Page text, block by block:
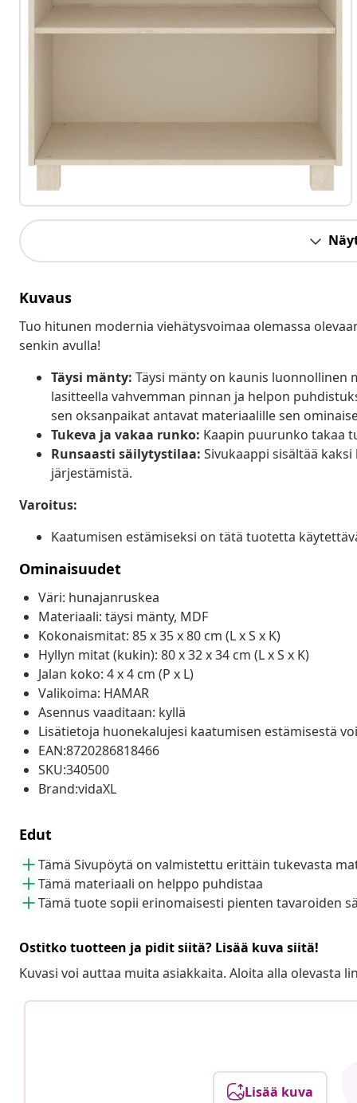
Kuvaus
Tuo hitunen modernia viehätysvoimaa olemassa
senkin avulla!
Täysi mänty: Täysi mänty on kaunis luonnollinen
lasitteella vahvemman pinnan ja helpon
sen oksanpaikat antavat materiaalille sen
Tukeva ja vakaa runko: Kaapin puurunko takaa
Runsaasti säilytystilaa: Sivukaappi sisältää
järjestämistä.
Varoitus:
Kaatumisen estämiseksi on tätä tuotetta
Ominaisuudet
Väri: hunajanruskea
Materiaali: täysi mänty, MDF
Kokonaismitat: 85 x 35 x 80 cm (L x S x K)
Hyllyn mitat (kukin): 80 x 32 x 34 cm (L x S x K)
Jalan koko: 4 x 4 cm (P x L)
Valikoima: HAMAR
Asennus vaaditaan: kyllä
Lisätietoja huonekalujesi kaatumisen estämisestä
EAN:8720286818466
SKU:340500
Brand:vidaXL
Edut
Tämä Sivupöytä on valmistettu erittäin tukevasta
Tämä materiaali on helppo puhdistaa
Tämä tuote sopii erinomaisesti pienten tavaroiden
Ostitko tuotteen ja pidit siitä? Lisää kuva siitä!
Kuvasi voi auttaa muita asiakkaita. Aloita alla olevasta
Lisää kuva